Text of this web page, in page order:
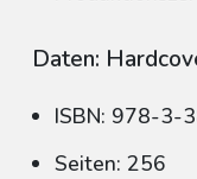
Daten:
ISBN: 978-3-
Seiten: 256